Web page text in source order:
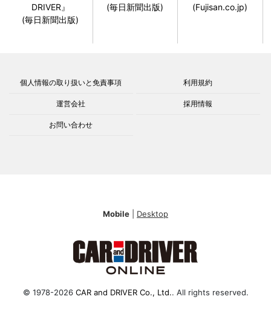
DRIVER』
(毎日新聞出版)
(毎日新聞出版)
(Fujisan.co.jp)
個人情報の取り扱いと免責事項 利用規約
運営会社 採用情報
お問い合わせ
Mobile Desktop
© 1978-2026 CAR and DRIVER Co., Ltd.. All rights reserved.